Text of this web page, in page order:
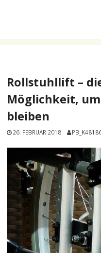
Rollstuhllift –
Möglichkeit,
bleiben
26. FEBRUAR 2018